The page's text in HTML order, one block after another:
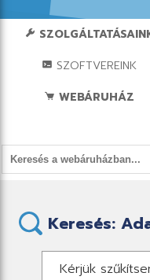
SZOFTVEREINK
WEBÁRUHÁZ
Keresés:
Kérjük